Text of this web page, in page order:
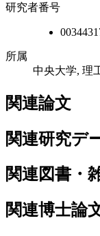
研究者番号
所属
中央大学, 理
関連論文
関連研究デ
関連図書・
関連博士論